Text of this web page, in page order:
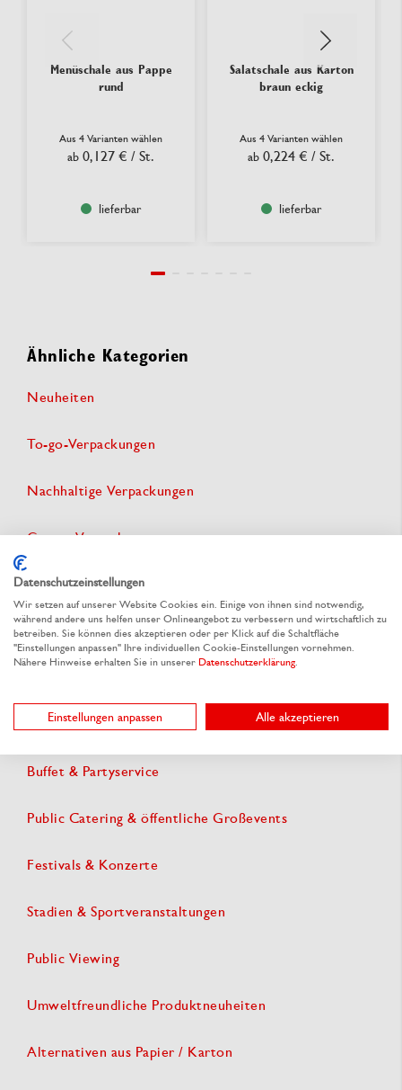
Menüschale aus Pappe
rund
Aus 4 Varianten wählen
ab 0,127 € / St.
lieferbar
Salatschale aus Karton
braun eckig
Aus 4 Varianten wählen
ab 0,224 € / St.
lieferbar
Ähnliche Kategorien
Neuheiten
To-go-Verpackungen
Nachhaltige Verpackungen
Gastro Verpackungen
Streetfood & Imbiss Verpackungen
Einweggeschirr
Messen & Konferenzen
Buffet & Partyservice
Public Catering & öffentliche Großevents
Festivals & Konzerte
Stadien & Sportveranstaltungen
Public Viewing
Umweltfreundliche Produktneuheiten
Alternativen aus Papier / Karton
Datenschutzeinstellungen
Wir setzen auf unserer Website Cookies ein. Einige von ihnen sind notwendig,
während andere uns helfen unser Onlineangebot zu verbessern und wirtschaftlich zu
betreiben. Sie können dies akzeptieren oder per Klick auf die Schaltfläche
"Einstellungen anpassen" Ihre individuellen Cookie-Einstellungen vornehmen.
Nähere Hinweise erhalten Sie in unserer Datenschutzerklärung.
Einstellungen anpassen Alle akzeptieren